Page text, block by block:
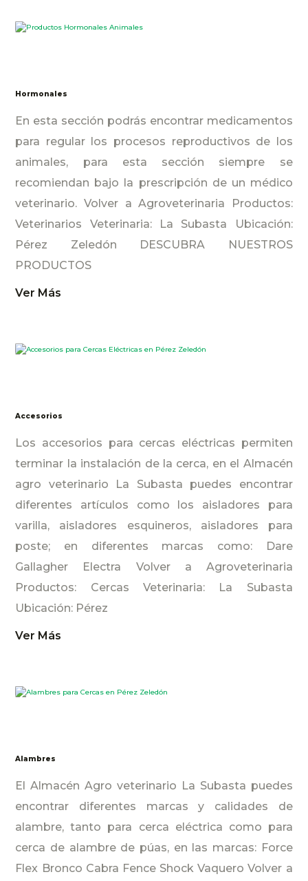
Hormonales
En esta sección podrás encontrar medicamentos
para regular los procesos reproductivos de los
animales, para esta sección siempre se
recomiendan bajo la prescripción de un médico
veterinario. Volver a Agroveterinaria Productos:
Veterinarios Veterinaria: La Subasta Ubicación:
Pérez Zeledón DESCUBRA NUESTROS
PRODUCTOS
Ver Más
Accesorios
Los accesorios para cercas eléctricas permiten
terminar la instalación de la cerca, en el Almacén
agro veterinario La Subasta puedes encontrar
diferentes artículos como los aisladores para
varilla, aisladores esquineros, aisladores para
poste; en diferentes marcas como: Dare
Gallagher Electra Volver a Agroveterinaria
Productos: Cercas Veterinaria: La Subasta
Ubicación: Pérez
Ver Más
Alambres
El Almacén Agro veterinario La Subasta puedes
encontrar diferentes marcas y calidades de
alambre, tanto para cerca eléctrica como para
cerca de alambre de púas, en las marcas: Force
Flex Bronco Cabra Fence Shock Vaquero Volver a